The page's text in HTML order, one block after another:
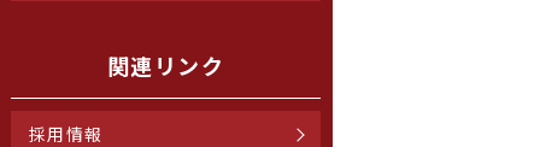
関連リンク
採用情報